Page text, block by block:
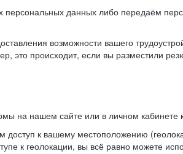
данных либо передаём
возможности вашего
это происходит, если вы разместили
на нашем сайте или в личном кабинете
к вашему местоположению
к геолокации, вы всё равно можете